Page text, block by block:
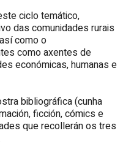
ciclo temático,
das comunidades rurais
como o
como axentes de
económicas, humanas e
bibliográfica (cunha
ficción, cómics e
que recollerán os tres